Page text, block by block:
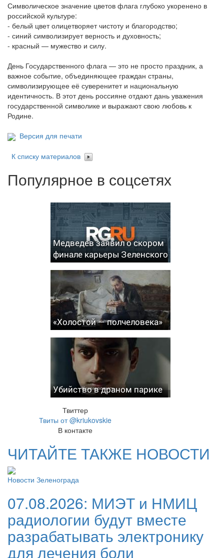
Символическое значение цветов флага глубоко укоренено в
российской культуре:
- белый цвет олицетворяет чистоту и благородство;
- синий символизирует верность и духовность;
- красный — мужество и силу.
День Государственного флага — это не просто праздник, а
важное событие, объединяющее граждан страны,
символизирующее её суверенитет и национальную
идентичность. В этот день россияне отдают дань уважения
государственной символике и выражают свою любовь к
Родине.
Версия для печати
К списку материалов
Популярное в соцсетях
Медведев заявил о скором
финале карьеры Зеленского
«Холостой — полчеловека»
Убийство в драном парике
Твиттер
Твиты от @kriukovskie
В контакте
ЧИТАЙТЕ ТАКЖЕ НОВОСТИ
Новости Зеленограда
07.08.2026: МИЭТ и НМИЦ
радиологии будут вместе
разрабатывать электронику
для лечения боли